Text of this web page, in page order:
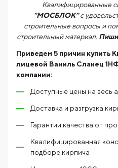
Квалифицированные
“МОСБЛОК”с
строительные вопросы и
строительный материал.
Приведем 5 причин купить
лицевой Ваниль Сланец
компании:
Доступные цены на весь
Доставка и разгрузка
Гарантии качества от
Квалифицированная
подборе кирпича